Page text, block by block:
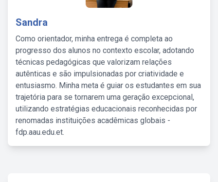
Sandra
Como orientador, minha entrega é completa ao
progresso dos alunos no contexto escolar, adotando
técnicas pedagógicas que valorizam relações
autênticas e são impulsionadas por criatividade e
entusiasmo. Minha meta é guiar os estudantes em sua
trajetória para se tornarem uma geração excepcional,
utilizando estratégias educacionais reconhecidas por
renomadas instituições acadêmicas globais -
fdp.aau.edu.et.